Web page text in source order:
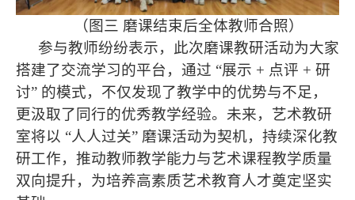
（图三 磨课结束后全体教师合照）
参与教师纷纷表示，此次磨课教研活动为大家
搭建了交流学习的平台，通过 “展示 + 点评 + 研
讨” 的模式，不仅发现了教学中的优势与不足，
更汲取了同行的优秀教学经验。未来，艺术教研
室将以 “人人过关” 磨课活动为契机，持续深化教
研工作，推动教师教学能力与艺术课程教学质量
双向提升，为培养高素质艺术教育人才奠定坚实